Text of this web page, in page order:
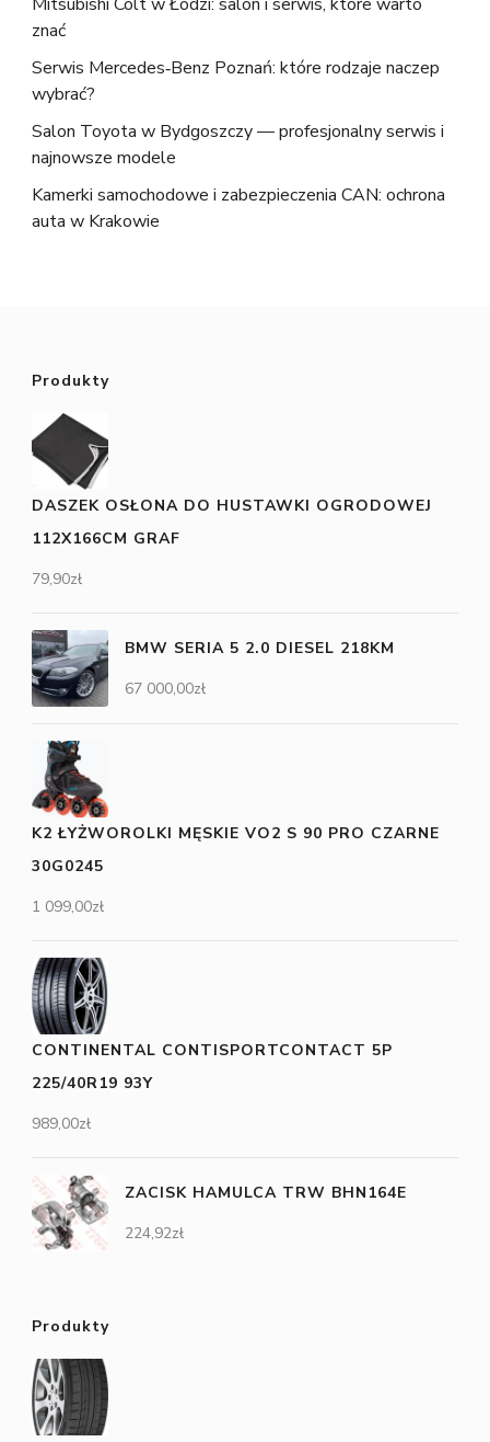
Mitsubishi Colt w Łodzi: salon i serwis, które warto
znać
Serwis Mercedes‑Benz Poznań: które rodzaje naczep
wybrać?
Salon Toyota w Bydgoszczy — profesjonalny serwis i
najnowsze modele
Kamerki samochodowe i zabezpieczenia CAN: ochrona
auta w Krakowie
Produkty
DASZEK OSŁONA DO HUSTAWKI OGRODOWEJ
112X166CM GRAF
79,90zł
BMW SERIA 5 2.0 DIESEL 218KM
67 000,00zł
K2 ŁYŻWOROLKI MĘSKIE VO2 S 90 PRO CZARNE
30G0245
1 099,00zł
CONTINENTAL CONTISPORTCONTACT 5P
225/40R19 93Y
989,00zł
ZACISK HAMULCA TRW BHN164E
224,92zł
Produkty